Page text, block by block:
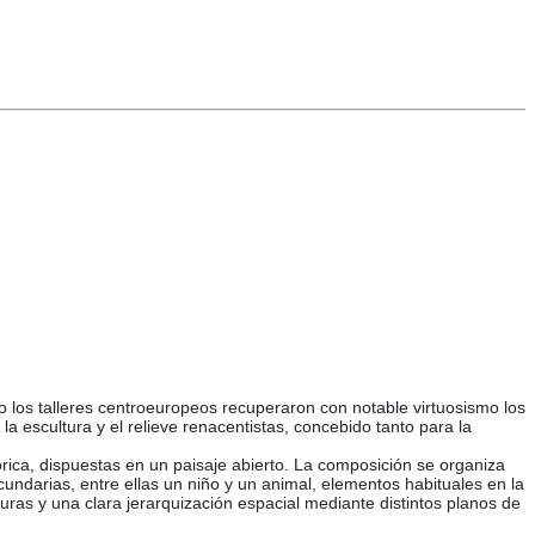
talleres centroeuropeos recuperaron con notable virtuosismo los
escultura y el relieve renacentistas, concebido tanto para la
dispuestas en un paisaje abierto. La composición se organiza
entre ellas un niño y un animal, elementos habituales en la
y una clara jerarquización espacial mediante distintos planos de